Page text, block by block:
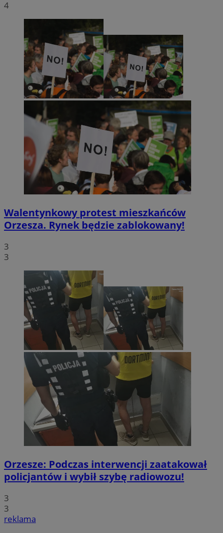
4
Walentynkowy protest mieszkańców
Orzesza. Rynek będzie zablokowany!
3
3
Orzesze: Podczas interwencji zaatakował
policjantów i wybił szybę radiowozu!
3
3
reklama